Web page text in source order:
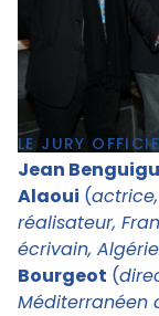
LE JURY
Jean
Alaoui (
réalisateur,
écrivain, Algérie
Bourgeot (
Méditerranéen